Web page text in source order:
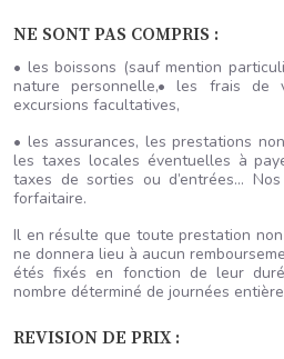
NE SONT PAS COMPRIS :
• les boissons (sauf mention
nature personnelle,• les frais
excursions facultatives,
• les assurances, les prestations
les taxes locales éventuelles à
taxes de sorties ou d’entrées…
forfaitaire.
Il en résulte que toute prestation
ne donnera lieu à aucun
étés fixés en fonction de leur
nombre déterminé de journées
REVISION DE PRIX :